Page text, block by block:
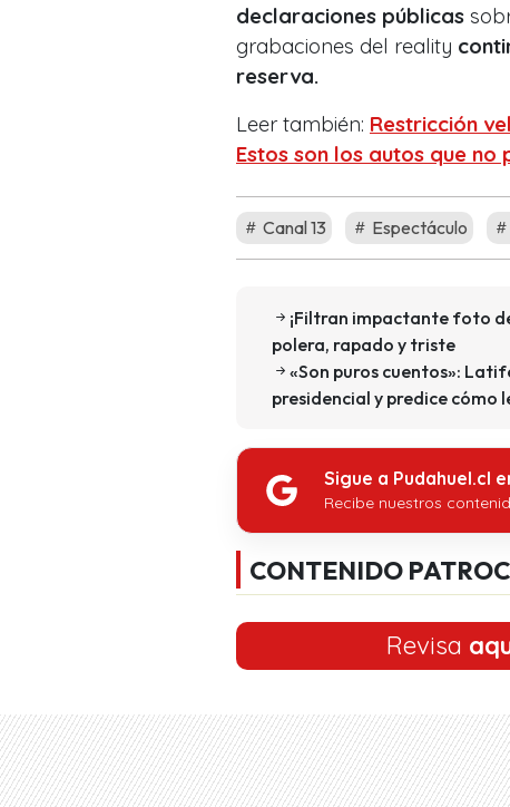
declaraciones públicas
grabaciones del reality
reserva.
Leer también: Restricción
Estos son los autos que
Canal 13 Espectáculo
¡Filtran impactante foto
polera, rapado y triste
«Son puros cuentos»:
presidencial y predice cómo
Sigue a Pudahuel.cl
Recibe nuestros
CONTENIDO
Revisa